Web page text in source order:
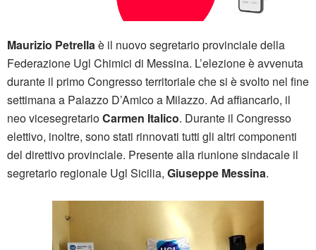
Maurizio Petrellaè il nuovo segretario provinciale della
Federazione Ugl Chimici di Messina. L’elezione è avvenuta
durante il primo Congresso territoriale che si è svolto nel fine
settimana a Palazzo D’Amico a Milazzo. Ad affiancarlo, il
neo vicesegretarioCarmen Italico. Durante il Congresso
elettivo, inoltre, sono stati rinnovati tutti gli altri componenti
del direttivo provinciale. Presente alla riunione sindacale il
segretario regionale Ugl Sicilia, Giuseppe Messina.